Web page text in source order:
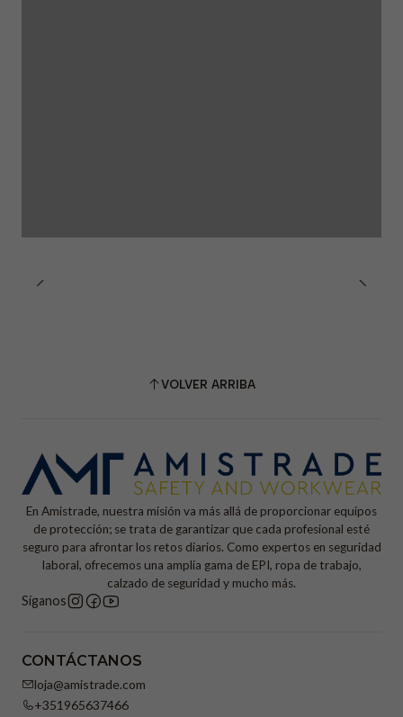
VOLVER ARRIBA
En Amistrade, nuestra misión va más allá de proporcionar equipos
de protección; se trata de garantizar que cada profesional esté
seguro para afrontar los retos diarios. Como expertos en seguridad
laboral, ofrecemos una amplia gama de EPI, ropa de trabajo,
calzado de seguridad y mucho más.
Síganos
CONTÁCTANOS
loja@amistrade.com
+351965637466